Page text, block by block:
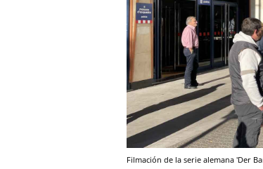
Filmación de la serie alemana 'Der